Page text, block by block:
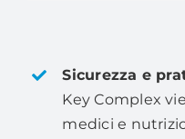
Sicurezza e
Key Complex
medici e